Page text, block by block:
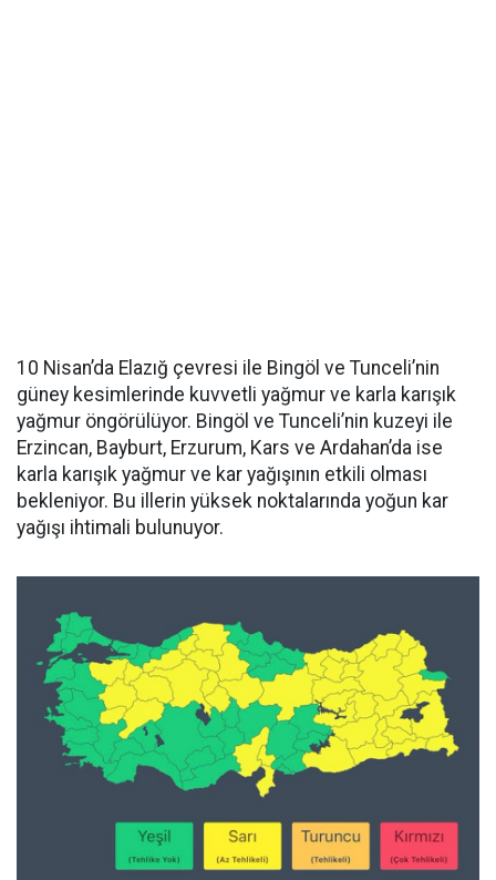
10 Nisan’da Elazığ çevresi ile Bingöl ve Tunceli’nin
güney kesimlerinde kuvvetli yağmur ve karla karışık
yağmur öngörülüyor. Bingöl ve Tunceli’nin kuzeyi ile
Erzincan, Bayburt, Erzurum, Kars ve Ardahan’da ise
karla karışık yağmur ve kar yağışının etkili olması
bekleniyor. Bu illerin yüksek noktalarında yoğun kar
yağışı ihtimali bulunuyor.